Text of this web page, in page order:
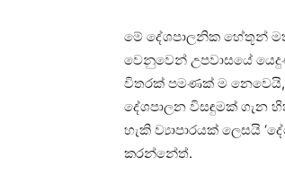
මේ දේශපාලනික හේතූන්
වෙනුවෙන් උපවාසයේ
විතරක් පමණක් ම නෙවෙයි,
දේශපාලන විසඳුමක් ගැන
හැකි ව්‍යාපාරයක් ලෙසයි
කරන්නේත්.